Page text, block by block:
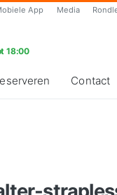
App Media
18:00
Contact